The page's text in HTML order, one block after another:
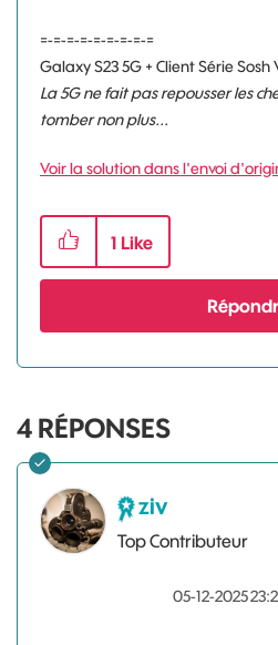
=-=-=-=-=-=-=-=-=
Galaxy S23 5G + Client Série
La 5G ne fait pas repousser les
tomber non plus...
Voir la solution dans l'envoi
1 Like
4 RÉPONSES
ziv
Top Contributeur
‎05-12-2025